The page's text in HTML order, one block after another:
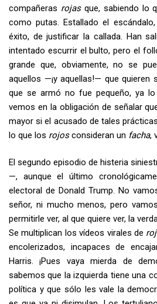
compañeras rojasque, sabiendo lo
como putas. Estallado el
éxito, de justificar la callada. Han
intentado escurrir el bulto, pero el
grande que, obviamente, no se
aquellos —¡y aquellas!— que quieren
que se armó no fue pequeño, ya
vemos en la obligación de señalar
mayor si el acusado de tales
lo que los rojosconsideran un facha,
El segundo episodio de histeria
—, aunque el último
electoral de Donald Trump. No
señor, ni mucho menos, pero
permitirle ver, al que quiere ver, la
Se multiplican los vídeos virales de
encolerizados, incapaces de
Harris. ¡Pues vaya mierda de
sabemos que la izquierda tiene una
política y que sólo les vale la